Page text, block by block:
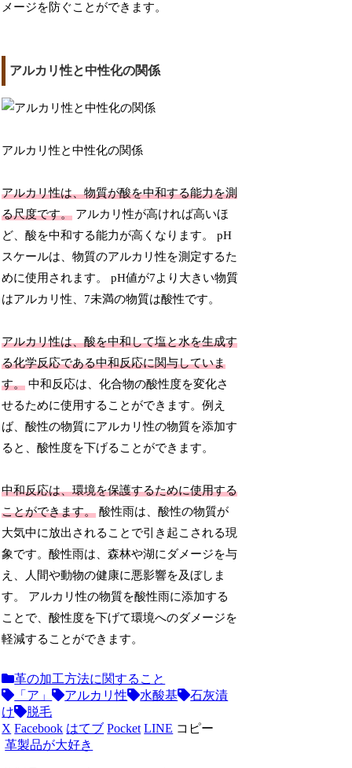
メージを防ぐことができます。
アルカリ性と中性化の関係
アルカリ性と中性化の関係
アルカリ性は、物質が酸を中和する能力を測
る尺度です。 アルカリ性が高ければ高いほ
ど、酸を中和する能力が高くなります。 pH
スケールは、物質のアルカリ性を測定するた
めに使用されます。 pH値が7より大きい物質
はアルカリ性、7未満の物質は酸性です。
アルカリ性は、酸を中和して塩と水を生成す
る化学反応である中和反応に関与していま
す。 中和反応は、化合物の酸性度を変化さ
せるために使用することができます。例え
ば、酸性の物質にアルカリ性の物質を添加す
ると、酸性度を下げることができます。
中和反応は、環境を保護するために使用する
ことができます。 酸性雨は、酸性の物質が
大気中に放出されることで引き起こされる現
象です。酸性雨は、森林や湖にダメージを与
え、人間や動物の健康に悪影響を及ぼしま
す。 アルカリ性の物質を酸性雨に添加する
ことで、酸性度を下げて環境へのダメージを
軽減することができます。
革の加工方法に関すること
「ア」
アルカリ性 水酸基
石灰漬
け
脱毛
X Facebook はてブ Pocket LINE コピー
革製品が大好き